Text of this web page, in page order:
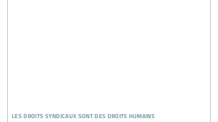
les droits syndicaux sont des droits humains